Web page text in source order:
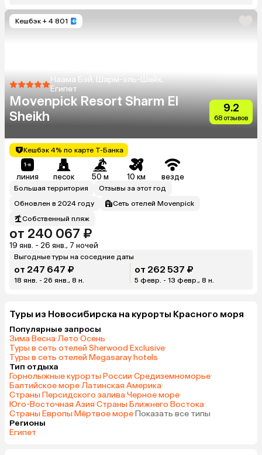
Кешбэк + 4 801
Наама Бэй, Шарм-эль-Шейх,
Египет
Movenpick Resort Sharm El
Sheikh
9.2
68 отзывов
Кешбэк 4% по карте Т-Банка
линия песок 50 м 10 км везде
Большая территория
Отзывы за этот год
Обновлен в 2024 году
Сеть отелей Movenpick
Собственный пляж
от 240 067 ₽
19 янв. - 26 янв., 7 ночей
Выгодные туры на соседние даты
от 247 647 ₽
18 янв. - 26 янв., 8 н.
от 262 537 ₽
5 февр. - 13 февр., 8 н.
Туры из Новосибирска на курорты Красного моря
Популярные запросы
Зима·Весна·Лето·Осень·
Туры в сеть отелей Sherwood Exclusive·
Туры в сеть отелей Megasaray hotels
Тип отдыха
Горнолыжные курорты России·Средиземноморье·
Балтийское море·Латинская Америка·
Страны Персидского залива·Черное море·
Юго-Восточная Азия·Страны Ближнего Востока·
Страны Европы·Мёртвое море·Показать все типы
Регионы
Египет